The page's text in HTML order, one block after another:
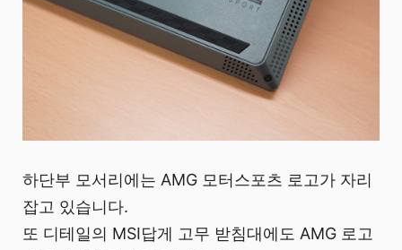
하단부 모서리에는 AMG 모터스포츠 로고가 자리
잡고 있습니다.
또 디테일의 MSI답게 고무 받침대에도 AMG 로고